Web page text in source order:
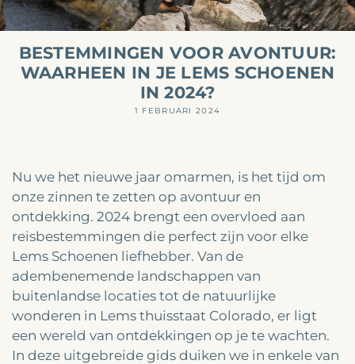
BESTEMMINGEN VOOR AVONTUUR:
WAARHEEN IN JE LEMS SCHOENEN
IN 2024?
1 FEBRUARI 2024
Nu we het nieuwe jaar omarmen, is het tijd om
onze zinnen te zetten op avontuur en
ontdekking. 2024 brengt een overvloed aan
reisbestemmingen die perfect zijn voor elke
Lems Schoenen liefhebber. Van de
adembenemende landschappen van
buitenlandse locaties tot de natuurlijke
wonderen in Lems thuisstaat Colorado, er ligt
een wereld van ontdekkingen op je te wachten.
In deze uitgebreide gids duiken we in enkele van